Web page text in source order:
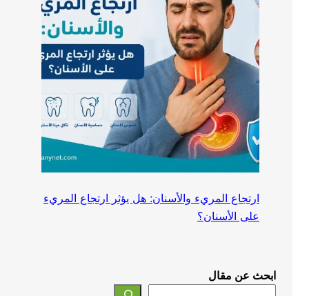
ارتجاع المريء والأسنان: هل يؤثر ارتجاع المريء
على الأسنان؟
ابحث عن مقال